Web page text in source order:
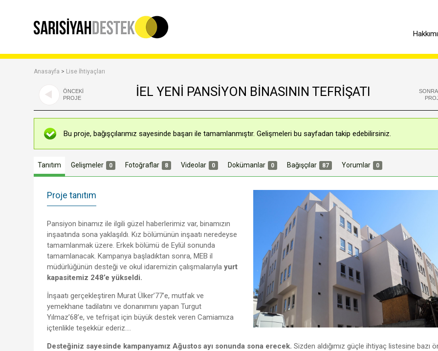
Anasayfa > Lise İhtiyaçları
ÖNCEKİ
PROJE
İEL YENİ PANSİYON BİNASININ TEFRİŞATI
Bu proje, bağışçılarımız sayesinde başarı ile tamamlanmıştır. Gelişmeleri bu sayfadan takip edebilirsiniz.
Tanıtım Gelişmeler 0 Fotoğraflar 8 Videolar 0 Dokümanlar 0 Bağışçılar 87 Yorumlar 0
Proje tanıtım
Pansiyon binamız ile ilgili güzel haberlerimiz var, binamızın
inşaatında sona yaklaşıldı. Kız bölümünün inşaatı neredeyse
tamamlanmak üzere. Erkek bölümü de Eylül sonunda
tamamlanacak. Kampanya başladıktan sonra, MEB il
müdürlüğünün desteği ve okul idaremizin çalışmalarıyla yurt
kapasitemiz 248’e yükseldi.
İnşaatı gerçekleştiren Murat Ülker’77’e, mutfak ve
yemekhane tadilatını ve donanımını yapan Turgut
Yılmaz’68’e, ve tefrişat için büyük destek veren Camiamıza
içtenlikle teşekkür ederiz.…
Desteğiniz sayesinde kampanyamız Ağustos ayı sonunda sona erecek. Sizden aldığımız güçle ihtiyaç listesine bazı